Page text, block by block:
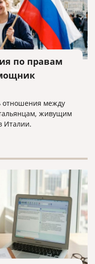
по правам
отношения между
живущим
Италии.